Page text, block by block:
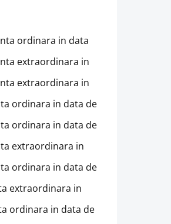
ordinara in data
extraordinara in
extraordinara in
ordinara in data de
ordinara in data de
extraordinara in
ordinara in data de
extraordinara in
ordinara in data de